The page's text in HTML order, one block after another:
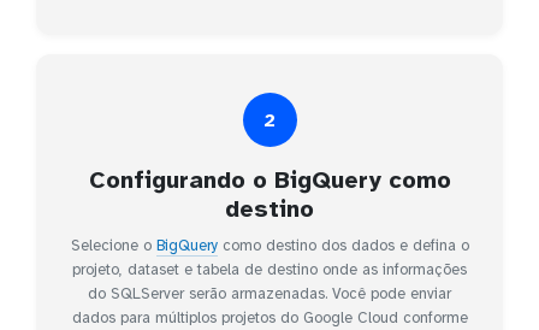
2
Configurando o BigQuery como
destino
Selecione o BigQuerycomo destino dos dados e defina o
projeto, dataset e tabela de destino onde as informações
do SQLServer serão armazenadas. Você pode enviar
dados para múltiplos projetos do Google Cloud conforme